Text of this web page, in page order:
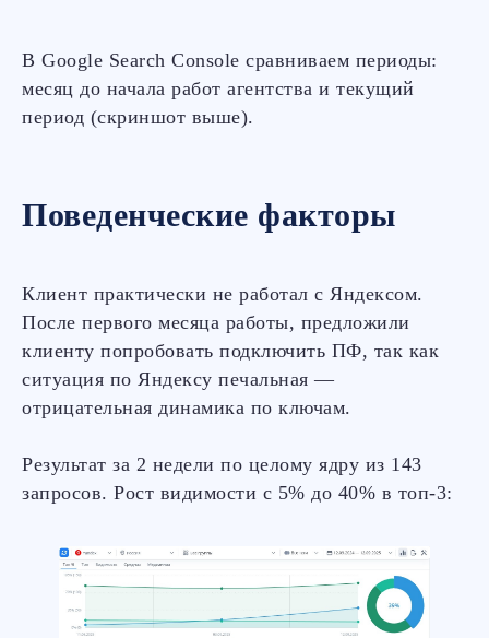
В Google Search Console сравниваем периоды:
месяц до начала работ агентства и текущий
период (скриншот выше).
Поведенческие факторы
Клиент практически не работал с Яндексом.
После первого месяца работы, предложили
клиенту попробовать подключить ПФ, так как
ситуация по Яндексу печальная —
отрицательная динамика по ключам.
Результат за 2 недели по целому ядру из 143
запросов. Рост видимости с 5% до 40% в топ-3:
Релианта
Агентство полного цикла
по продвижению сайтов в интернете
Оферта (технич.)
Информация
2026